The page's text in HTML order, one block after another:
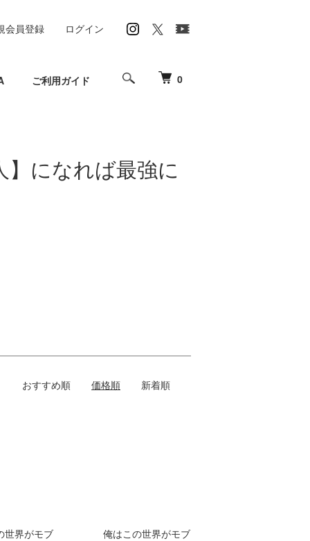
0
ご利用ガイド
会員登録 ログイン
になれば最強に
おすすめ順 価格順 新着順
世界がモブ
俺はこの世界がモブ